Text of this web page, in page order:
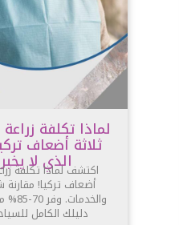
لماذا تكلفة
ثلاثة أضعاف
الذي لا
أضعاف تركيا! مقارنة
دليلك الكامل